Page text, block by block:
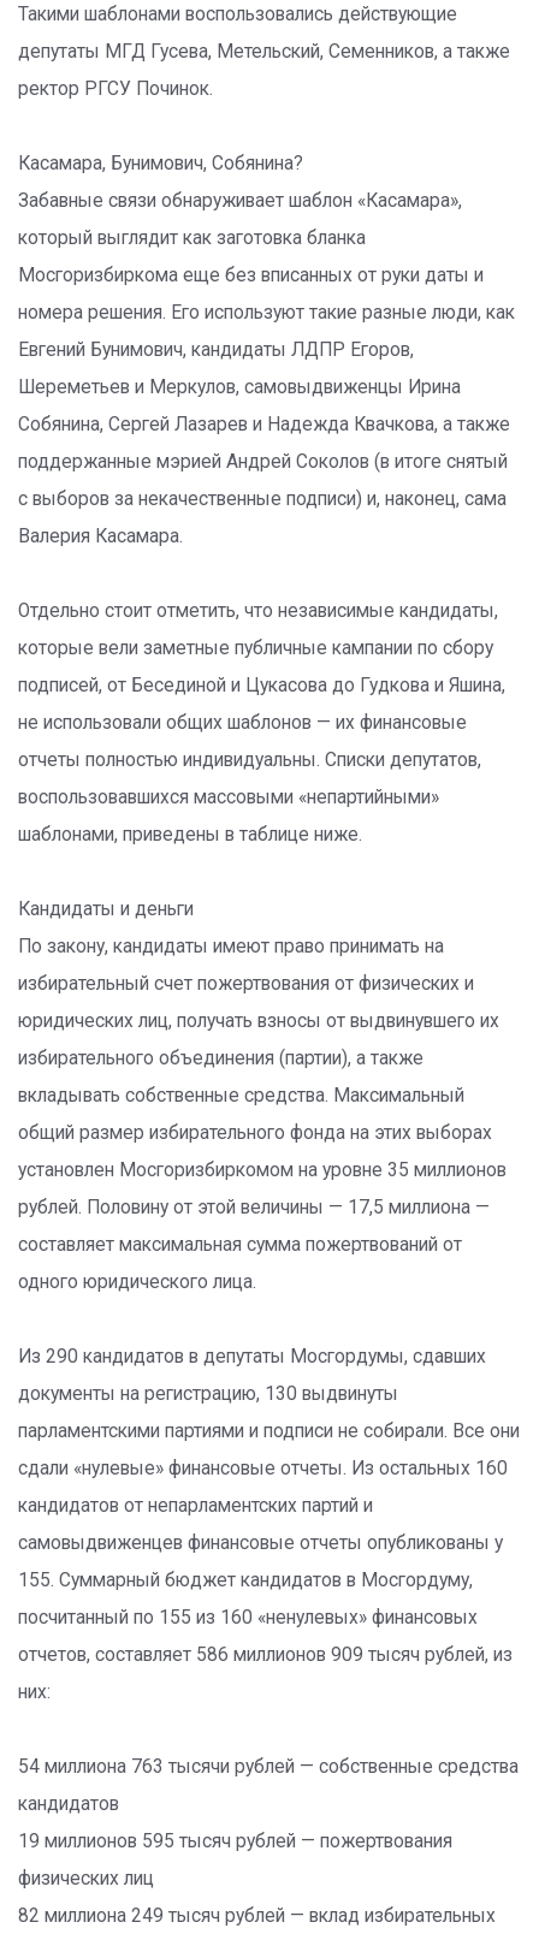
Такими шаблонами воспользовались действующие
депутаты МГД Гусева, Метельский, Семенников, а также
ректор РГСУ Починок.
Касамара, Бунимович, Собянина?
Забавные связи обнаруживает шаблон «Касамара»,
который выглядит как заготовка бланка
Мосгоризбиркома еще без вписанных от руки даты и
номера решения. Его используют такие разные люди, как
Евгений Бунимович, кандидаты ЛДПР Егоров,
Шереметьев и Меркулов, самовыдвиженцы Ирина
Собянина, Сергей Лазарев и Надежда Квачкова, а также
поддержанные мэрией Андрей Соколов (в итоге снятый
с выборов за некачественные подписи) и, наконец, сама
Валерия Касамара.
Отдельно стоит отметить, что независимые кандидаты,
которые вели заметные публичные кампании по сбору
подписей, от Бесединой и Цукасова до Гудкова и Яшина,
не использовали общих шаблонов — их финансовые
отчеты полностью индивидуальны. Списки депутатов,
воспользовавшихся массовыми «непартийными»
шаблонами, приведены в таблице ниже.
Кандидаты и деньги
По закону, кандидаты имеют право принимать на
избирательный счет пожертвования от физических и
юридических лиц, получать взносы от выдвинувшего их
избирательного объединения (партии), а также
вкладывать собственные средства. Максимальный
общий размер избирательного фонда на этих выборах
установлен Мосгоризбиркомом на уровне 35 миллионов
рублей. Половину от этой величины — 17,5 миллиона —
составляет максимальная сумма пожертвований от
одного юридического лица.
Из 290 кандидатов в депутаты Мосгордумы, сдавших
документы на регистрацию, 130 выдвинуты
парламентскими партиями и подписи не собирали. Все они
сдали «нулевые» финансовые отчеты. Из остальных 160
кандидатов от непарламентских партий и
самовыдвиженцев финансовые отчеты опубликованы у
155. Суммарный бюджет кандидатов в Мосгордуму,
посчитанный по 155 из 160 «ненулевых» финансовых
отчетов, составляет 586 миллионов 909 тысяч рублей, из
них:
54 миллиона 763 тысячи рублей — собственные средства
кандидатов
19 миллионов 595 тысяч рублей — пожертвования
физических лиц
82 миллиона 249 тысяч рублей — вклад избирательных